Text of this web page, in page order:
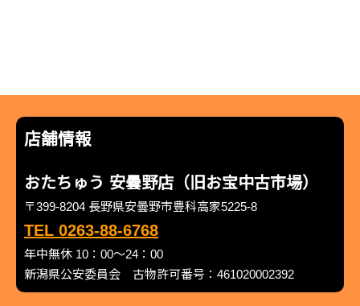
店舗情報
おたちゅう 安曇野店（旧お宝中古市場）
〒399-8204 長野県安曇野市豊科高家5225-8
TEL 0263-88-6768
年中無休 10：00～24：00
新潟県公安委員会 古物許可番号：461020002392